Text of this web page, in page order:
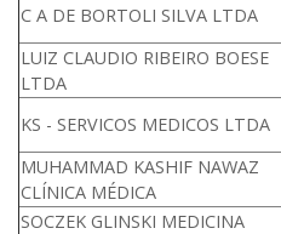
C A DE BORTOLI SILVA LTDA
LUIZ CLAUDIO RIBEIRO BOESE
LTDA
KS - SERVICOS MEDICOS LTDA
MUHAMMAD KASHIF NAWAZ
CLÍNICA MÉDICA
SOCZEK GLINSKI MEDICINA